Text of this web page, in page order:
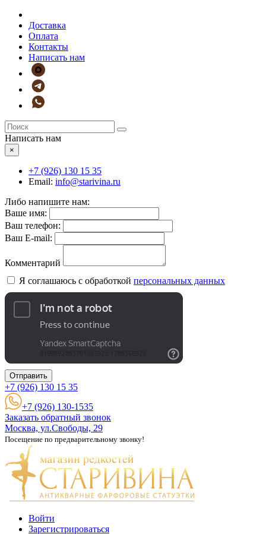
Доставка
Оплата
Контакты
Написать нам
Написать нам
×
+7 (926) 130 15 35
Email: info@starivina.ru
Либо напишите нам:
Ваше имя:
Ваш телефон:
Ваш E-mail:
Комментарий
Я соглашаюсь с обработкой персональных данных
Отправить
+7 (926) 130 15 35
+7 (926) 130-1535
Заказать обратный звонок
Москва, ул.Свободы, 29
Посещение по предварительному звонку!
Войти
Зарегистрироваться